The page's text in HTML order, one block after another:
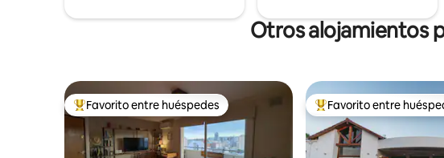
Otros alojamientos
Favorito entre huéspedes preferido
Favorito entre huéspedes Favorito entre
Favorito entre